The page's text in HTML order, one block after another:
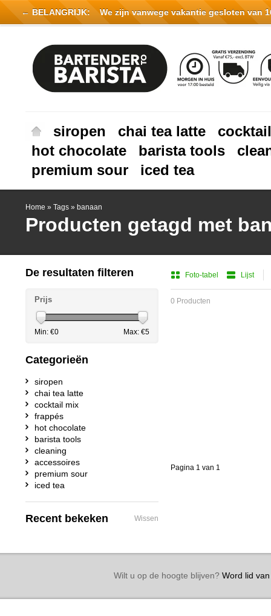
siropen chai tea latte
hot chocolate
barista tools
premium sour
iced tea
Home » Tags » banaan
Producten getagd met
Foto-tabel Lijst
0 Producten
Pagina 1 van 1
De resultaten filteren
Prijs
Min: €0 Max: €5
Categorieën
siropen
chai tea latte
cocktail mix
frappés
hot chocolate
barista tools
cleaning
accessoires
premium sour
iced tea
Recent bekeken Wissen
Wilt u op de hoogte blijven?Word lid van
← BELANGRIJK: We zijn vanwege vakantie gesloten van